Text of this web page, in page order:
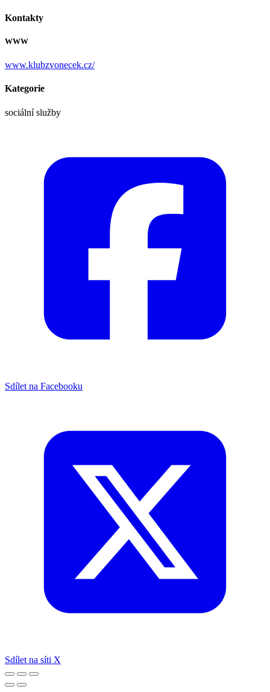
Kontakty
WWW
www.klubzvonecek.cz/
Kategorie
sociální služby
Sdílet na Facebooku
Sdílet na síti X